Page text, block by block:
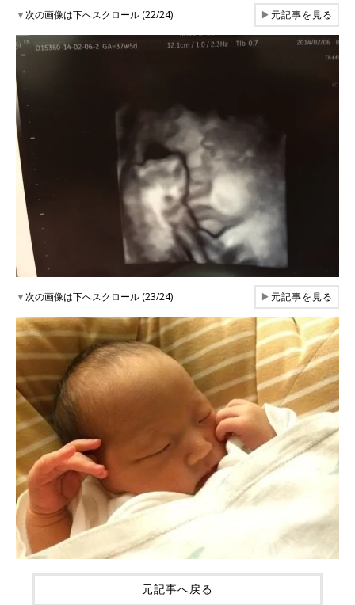
▼次の画像は下へスクロール (22/24) ▶元記事を見る
▼次の画像は下へスクロール (23/24) ▶元記事を見る
元記事へ戻る